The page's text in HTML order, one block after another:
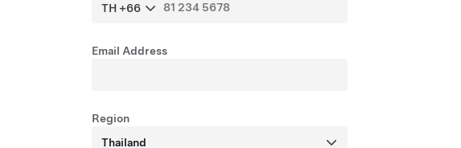
TH +66
Email Address
Region
Thailand